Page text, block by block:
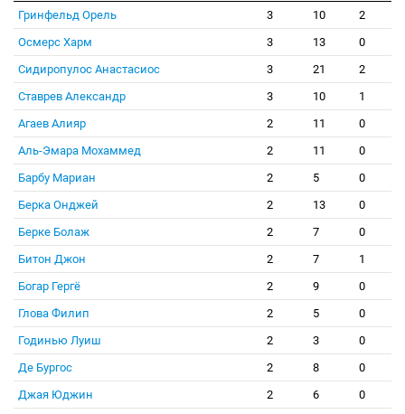
Гринфельд Орель
3 10
2
Осмерс Харм
3 13
0
Сидиропулос Анастасиос
3 21
2
Ставрев Александр
3 10
1
Агаев Алияр
2 11
0
Аль-Эмара Мохаммед
2 11
0
Барбу Мариан
2 5
0
Берка Онджей
2 13
0
Берке Болаж
2 7
0
Битон Джон
2 7
1
Богар Гергё
2 9
0
Глова Филип
2 5
0
Годинью Луиш
2 3
0
Де Бургос
2 8
0
Джая Юджин
2 6
0